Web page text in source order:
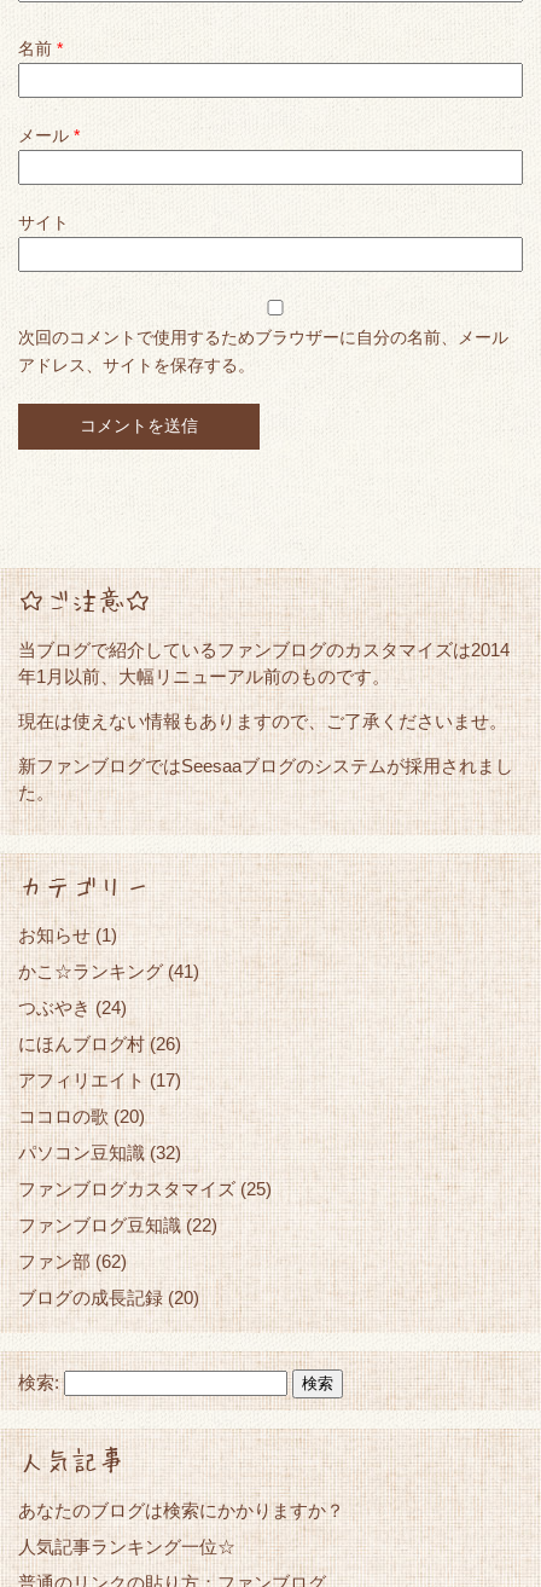
名前 *
メール *
サイト
次回のコメントで使用するためブラウザーに自分の名前、メール
アドレス、サイトを保存する。
☆ご注意☆
当ブログで紹介しているファンブログのカスタマイズは2014
年1月以前、大幅リニューアル前のものです。
現在は使えない情報もありますので、ご了承くださいませ。
新ファンブログではSeesaaブログのシステムが採用されまし
た。
カテゴリー
お知らせ (1)
かこ☆ランキング(41)
つぶやき (24)
にほんブログ村 (26)
アフィリエイト (17)
ココロの歌 (20)
パソコン豆知識(32)
ファンブログカスタマイズ (25)
ファンブログ豆知識(22)
ファン部 (62)
ブログの成長記録 (20)
検索:
人気記事
あなたのブログは検索にかかりますか？
人気記事ランキング一位☆